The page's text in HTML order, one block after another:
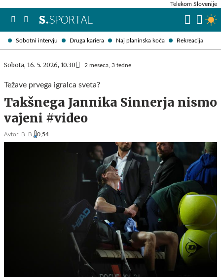
Sobotni intervju Druga kariera Naj planinska koča Rekreacija
Telekom Slovenije
Sobota, 16. 5. 2026, 10.30 2 meseca, 3 tedne
Težave prvega igralca sveta?
Takšnega Jannika Sinnerja nismo
vajeni #video
Avtor: B. B. 0,54